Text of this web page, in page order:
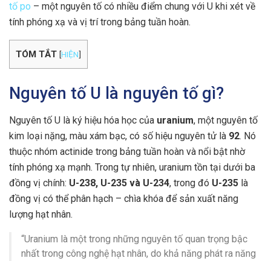
tố po – một nguyên tố có nhiều điểm chung với U khi xét về
tính phóng xạ và vị trí trong bảng tuần hoàn.
TÓM TẮT [HIỆN]
Nguyên tố U là nguyên tố gì?
Nguyên tố U là ký hiệu hóa học của uranium, một nguyên tố
kim loại nặng, màu xám bạc, có số hiệu nguyên tử là 92. Nó
thuộc nhóm actinide trong bảng tuần hoàn và nổi bật nhờ
tính phóng xạ mạnh. Trong tự nhiên, uranium tồn tại dưới ba
đồng vị chính: U-238, U-235 và U-234, trong đó U-235 là
đồng vị có thể phân hạch – chìa khóa để sản xuất năng
lượng hạt nhân.
“Uranium là một trong những nguyên tố quan trọng bậc
nhất trong công nghệ hạt nhân, do khả năng phát ra năng